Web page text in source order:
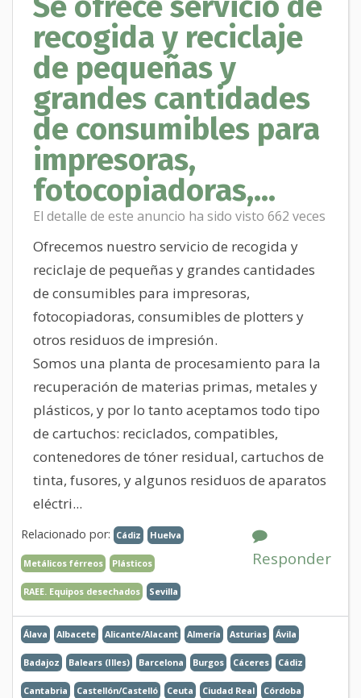
recogida y reciclaje
de pequeñas y
grandes cantidades
de consumibles para
impresoras,
fotocopiadoras,...
El detalle de este anuncio ha sido visto 662 veces
Ofrecemos nuestro servicio de recogida y
reciclaje de pequeñas y grandes cantidades
de consumibles para impresoras,
fotocopiadoras, consumibles de plotters y
otros residuos de impresión.
Somos una planta de procesamiento para la
recuperación de materias primas, metales y
plásticos, y por lo tanto aceptamos todo tipo
de cartuchos: reciclados, compatibles,
contenedores de tóner residual, cartuchos de
tinta, fusores, y algunos residuos de aparatos
eléctri...
Relacionado por: Cádiz Huelva
Metálicos férreos Plásticos
RAEE. Equipos desechados Sevilla
Responder
Álava Albacete Alicante/Alacant Almería Asturias Ávila
Badajoz Balears (Illes) Barcelona Burgos Cáceres Cádiz
Cantabria Castellón/Castelló Ceuta Ciudad Real Córdoba